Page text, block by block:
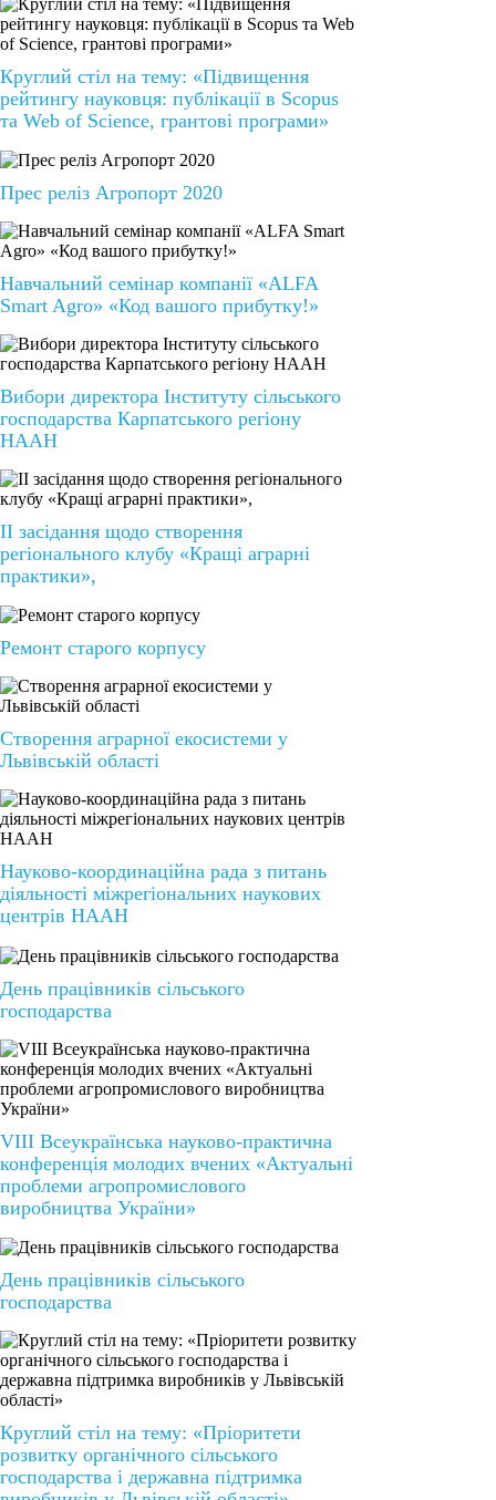
Круглий стіл на тему: «Підвищення
рейтингу науковця: публікації в Scopus
та Web of Science, грантові програми»
Прес реліз Агропорт 2020
Навчальний семінар компанії «ALFA
Smart Agro» «Код вашого прибутку!»
Вибори директора Інституту сільського
господарства Карпатського регіону
НААН
ІІ засідання щодо створення
регіонального клубу «Кращі аграрні
практики»,
Ремонт старого корпусу
Створення аграрної екосистеми у
Львівській області
Науково-координаційна рада з питань
діяльності міжрегіональних наукових
центрів НААН
День працівників сільського
господарства
VIІІ Всеукраїнська науково-практична
конференція молодих вчених «Актуальні
проблеми агропромислового
виробництва України»
День працівників сільського
господарства
Круглий стіл на тему: «Пріоритети
розвитку органічного сільського
господарства і державна підтримка